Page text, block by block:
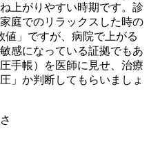
上がりやすい時期です。診
庭でのリラックスした時の
値」ですが、病院で上がる
感になっている証拠でもあ
手帳）を医師に見せ、治療
」か判断してもらいましょ